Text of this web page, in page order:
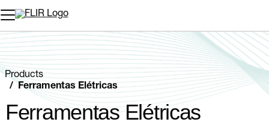
Products
Ferramentas Elétricas
Ferramentas Elétricas